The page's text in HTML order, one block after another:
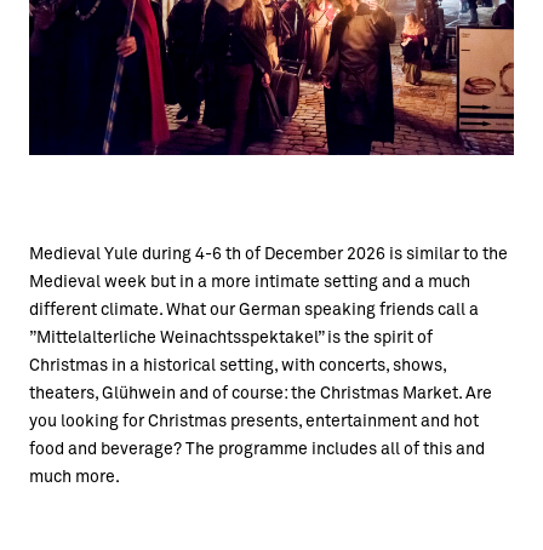
Medieval Yule during 4-6 th of December 2026 is similar to the
Medieval week but in a more intimate setting and a much
different climate. What our German speaking friends call a
”Mittelalterliche Weinachtsspektakel” is the spirit of
Christmas in a historical setting, with concerts, shows,
theaters, Glühwein and of course: the Christmas Market. Are
you looking for Christmas presents, entertainment and hot
food and beverage? The programme includes all of this and
much more.